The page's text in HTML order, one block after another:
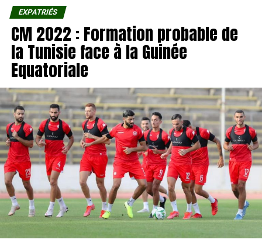
EXPATRIÉS
CM 2022 : Formation probable de
la Tunisie face à la Guinée
Equatoriale